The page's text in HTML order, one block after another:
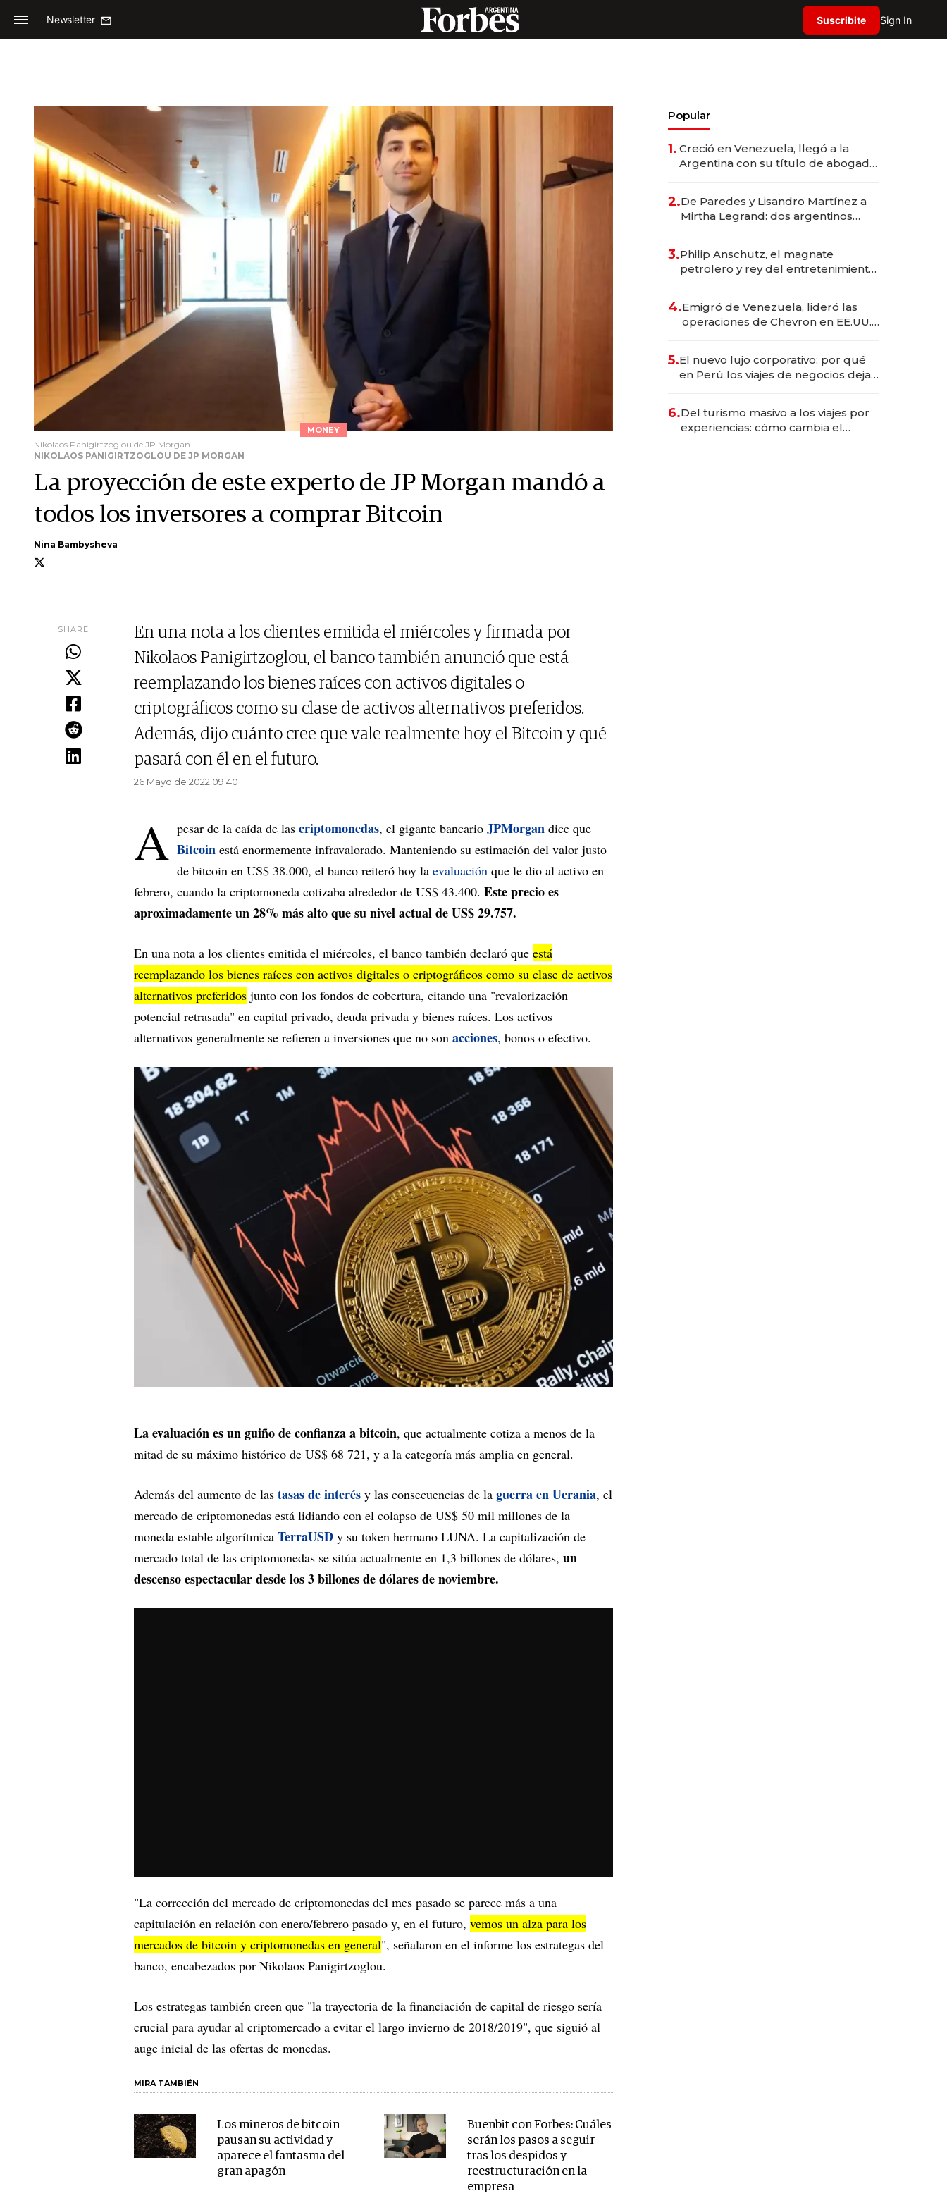
Newsletter Suscribite Sign In
MONEY
Nikolaos Panigirtzoglou de JP Morgan
NIKOLAOS PANIGIRTZOGLOU DE JP MORGAN
La proyección de este experto de JP Morgan mandó a
todos los inversores a comprar Bitcoin
Nina Bambysheva
SHARE
En una nota a los clientes emitida el miércoles y firmada por
Nikolaos Panigirtzoglou, el banco también anunció que está
reemplazando los bienes raíces con activos digitales o
criptográficos como su clase de activos alternativos preferidos.
Además, dijo cuánto cree que vale realmente hoy el Bitcoin y qué
pasará con él en el futuro.
26 Mayo de 2022 09.40
A pesar de la caída de las criptomonedas, el gigante bancario JPMorgan dice que
Bitcoin está enormemente infravalorado. Manteniendo su estimación del valor justo
de bitcoin en US$ 38.000, el banco reiteró hoy la evaluación que le dio al activo en
febrero, cuando la criptomoneda cotizaba alrededor de US$ 43.400. Este precio es
aproximadamente un 28% más alto que su nivel actual de US$ 29.757.
En una nota a los clientes emitida el miércoles, el banco también declaró que está
reemplazando los bienes raíces con activos digitales o criptográficos como su clase de activos
alternativos preferidos junto con los fondos de cobertura, citando una "revalorización
potencial retrasada" en capital privado, deuda privada y bienes raíces. Los activos
alternativos generalmente se refieren a inversiones que no son acciones, bonos o efectivo.
La evaluación es un guiño de confianza a bitcoin, que actualmente cotiza a menos de la
mitad de su máximo histórico de US$ 68 721, y a la categoría más amplia en general.
Además del aumento de las tasas de interés y las consecuencias de la guerra en Ucrania, el
mercado de criptomonedas está lidiando con el colapso de US$ 50 mil millones de la
moneda estable algorítmica TerraUSD y su token hermano LUNA. La capitalización de
mercado total de las criptomonedas se sitúa actualmente en 1,3 billones de dólares, un
descenso espectacular desde los 3 billones de dólares de noviembre.
"La corrección del mercado de criptomonedas del mes pasado se parece más a una
capitulación en relación con enero/febrero pasado y, en el futuro, vemos un alza para los
mercados de bitcoin y criptomonedas en general", señalaron en el informe los estrategas del
banco, encabezados por Nikolaos Panigirtzoglou.
Los estrategas también creen que "la trayectoria de la financiación de capital de riesgo sería
crucial para ayudar al criptomercado a evitar el largo invierno de 2018/2019", que siguió al
auge inicial de las ofertas de monedas.
MIRA TAMBIÉN
Los mineros de bitcoin
pausan su actividad y
aparece el fantasma del
gran apagón
Buenbit con Forbes: Cuáles
serán los pasos a seguir
tras los despidos y
reestructuración en la
empresa
Popular
1. Creció en Venezuela, llegó a la
Argentina con su título de abogado
marcas "fast premium"
2.De Paredes y Lisandro Martínez a
Mirtha Legrand: dos argentinos
3.Philip Anschutz, el magnate
petrolero y rey del entretenimiento
4.Emigró de Venezuela, lideró las
operaciones de Chevron en EE.UU.
5.El nuevo lujo corporativo: por qué
en Perú los viajes de negocios dejan
6.Del turismo masivo a los viajes por
experiencias: cómo cambia el